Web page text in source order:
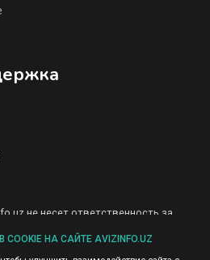
не несет ответственность за
наших пользователей. Мы не
НА САЙТЕ AVIZINFO.UZ